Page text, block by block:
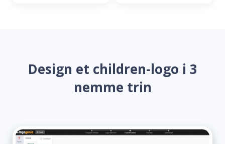
Design et children-logo i 3
nemme trin